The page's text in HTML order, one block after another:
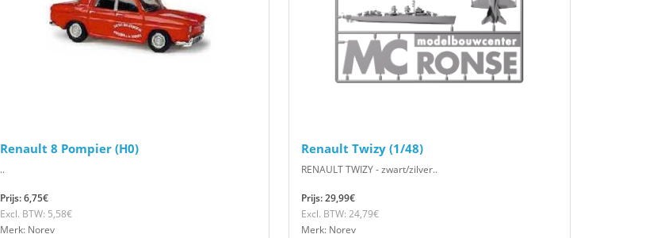
Renault 8 Pompier (H0)
..
Prijs: 6,75€
Excl. BTW: 5,58€
Merk: Norev
Renault Twizy (1/48)
RENAULT TWIZY - zwart/zilver..
Prijs: 29,99€
Excl. BTW: 24,79€
Merk: Norev